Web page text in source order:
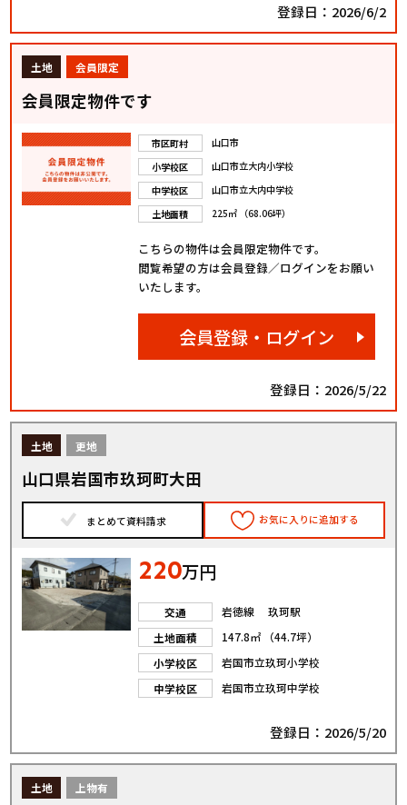
登録日：2026/6/2
土地 会員限定
会員限定物件です
市区町村
山口市
小学校区
山口市立大内小学校
中学校区
山口市立大内中学校
土地面積
225㎡ （68.06坪）
こちらの物件は会員限定物件です。
閲覧希望の方は会員登録／ログインをお願い
いたします。
会員登録・ログイン
登録日：2026/5/22
土地 更地
山口県岩国市玖珂町大田
まとめて資料請求 お気に入りに追加する
220万円
交通
岩徳線 玖珂駅
土地面積
147.8㎡ （44.7坪）
小学校区
岩国市立玖珂小学校
中学校区
岩国市立玖珂中学校
登録日：2026/5/20
土地 上物有